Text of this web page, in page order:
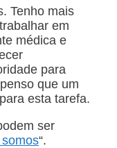
Tenho mais
em
médica e
para
que um
esta tarefa.
ser
“.